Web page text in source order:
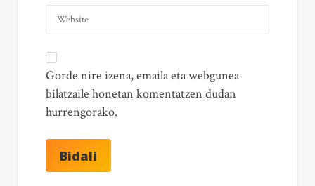
Gorde nire izena, emaila eta webgunea
bilatzaile honetan komentatzen dudan
hurrengorako.